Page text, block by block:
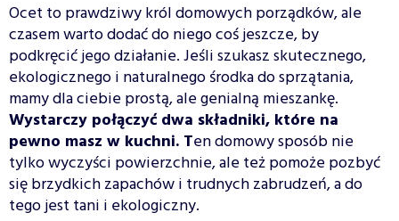
Ocet to prawdziwy król domowych porządków, ale
czasem warto dodać do niego coś jeszcze, by
podkręcić jego działanie. Jeśli szukasz skutecznego,
ekologicznego i naturalnego środka do sprzątania,
mamy dla ciebie prostą, ale genialną mieszankę.
Wystarczy połączyć dwa składniki, które na
pewno masz w kuchni. Ten domowy sposób nie
tylko wyczyści powierzchnie, ale też pomoże pozbyć
się brzydkich zapachów i trudnych zabrudzeń, a do
tego jest tani i ekologiczny.